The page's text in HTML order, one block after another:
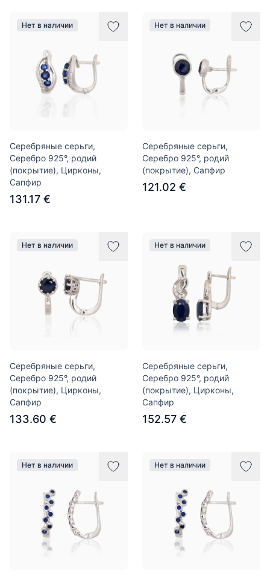
Нет в наличии
Серебряные серьги,
Серебро 925°, родий
(покрытие), Цирконы,
Сапфир
131.17 €
Нет в наличии
Серебряные серьги,
Серебро 925°, родий
(покрытие), Сапфир
121.02 €
Нет в наличии
Серебряные серьги,
Серебро 925°, родий
(покрытие), Цирконы,
Сапфир
133.60 €
Нет в наличии
Серебряные серьги,
Серебро 925°, родий
(покрытие), Цирконы,
Сапфир
152.57 €
Нет в наличии Нет в наличии